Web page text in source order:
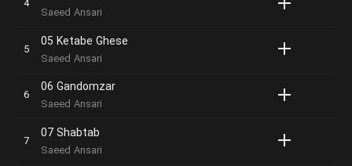
Saeed Ansari
05 Ketabe Ghese
Saeed Ansari
06 Gandomzar
Saeed Ansari
07 Shabtab
Saeed Ansari